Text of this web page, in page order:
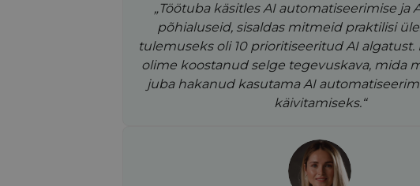
„Töötuba käsitles AI automatiseerimise ja
põhialuseid, sisaldas mitmeid praktilisi
tulemuseks oli 10 prioritiseeritud AI algatust.
olime koostanud selge tegevuskava, mida
juba hakanud kasutama AI
käivitamiseks.“